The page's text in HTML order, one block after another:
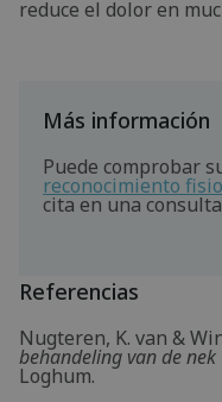
reduce el dolor en
Más información
Puede comprobar
reconocimiento
cita en una
Referencias
Nugteren, K. van &
behandeling van de nek
Loghum.